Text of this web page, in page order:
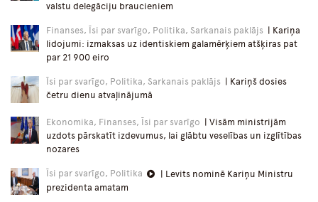
valstu delegāciju braucieniem
Finanses, Īsi par svarīgo, Politika, Sarkanais paklājs | Kariņa
lidojumi: izmaksas uz identiskiem galamērķiem atšķiras pat
par 21 900 eiro
Īsi par svarīgo, Politika, Sarkanais paklājs | Kariņš dosies
četru dienu atvaļinājumā
Ekonomika, Finanses, Īsi par svarīgo | Visām ministrijām
uzdots pārskatīt izdevumus, lai glābtu veselības un izglītības
nozares
Īsi par svarīgo, Politika
| Levits nominē Kariņu Ministru
prezidenta amatam